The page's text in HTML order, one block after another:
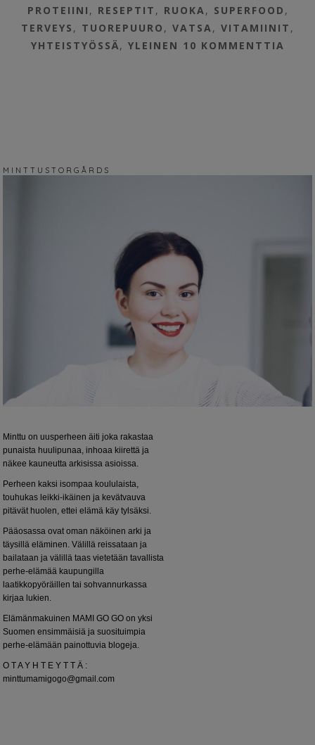
PROTEIINI , RESEPTIT , RUOKA, SUPERFOOD ,
TERVEYS , TUOREPUURO ,VATSA,VITAMIINIT ,
YHTEISTYÖSSÄ,YLEINEN 10 KOMMENTTIA
M I N T T U S T O R G Å R D S
Minttu on uusperheen äiti joka rakastaa
punaista huulipunaa, inhoaa kiirettä ja
näkee kauneutta arkisissa asioissa.
Perheen kaksi isompaa koululaista,
touhukas leikki-ikäinen ja kevätvauva
pitävät huolen, ettei elämä käy tylsäksi.
Pääosassa ovat oman näköinen arki ja
täysillä eläminen. Välillä reissataan ja
bailataan ja välillä taas vietetään tavallista
perhe-elämää kaupungilla
laatikkopyöräillen tai sohvannurkassa
kirjaa lukien.
Elämänmakuinen MAMI GO GO on yksi
Suomen ensimmäisiä ja suosituimpia
perhe-elämään painottuvia blogeja.
O T A Y H T E Y T T Ä :
minttumamigogo@gmail.com